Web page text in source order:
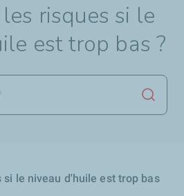
risques si le
est trop bas ?
si le niveau d'huile est trop bas